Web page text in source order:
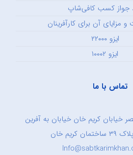
جواز کسب کافی‌شاپ
مزایای آن برای کارآفرینان
ایزو ۲۲۰۰۰
ایزو ۱۰۰۰۲
تماس با ما
خیابان کریم خان خیابان به آفرین
خان